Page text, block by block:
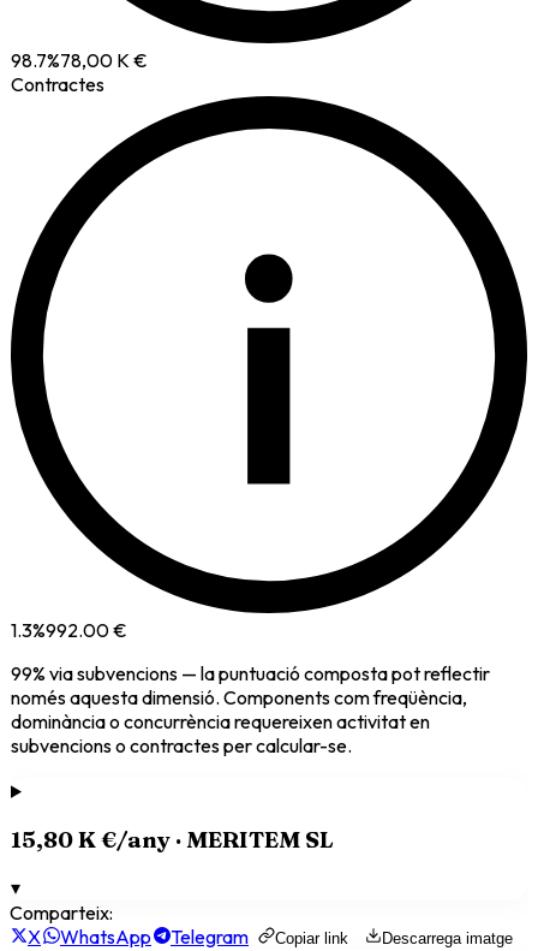
98.7%78,00 K €
Contractes
i
1.3%992.00 €
99% viasubvencions — la puntuació composta pot reflectir
només aquesta dimensió. Components com freqüència,
dominància o concurrència requereixen activitat en
subvencions o contractes per calcular-se.
15,80 K €/any · MERITEM SL
▾
Comparteix:
X
WhatsApp Telegram Copiar link Descarrega imatge